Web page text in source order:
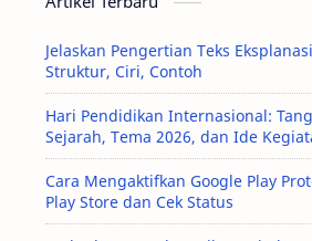
Jelaskan Pengertian Teks
Struktur, Ciri, Contoh
Hari Pendidikan Internasional:
Sejarah, Tema 2026, dan Ide
Cara Mengaktifkan Google Play
Play Store dan Cek Status